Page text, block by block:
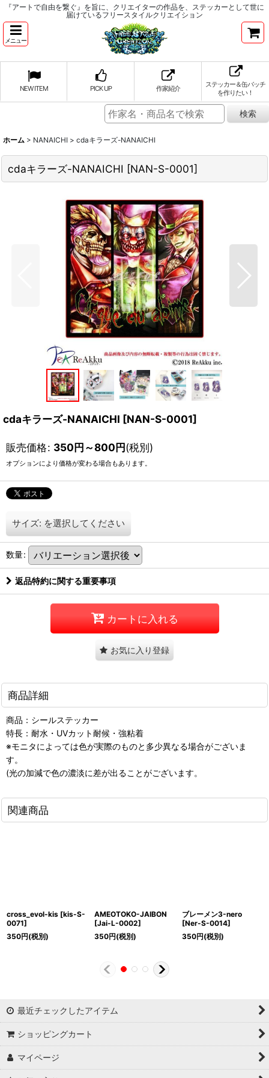
『アートで自由を繋ぐ』を旨に、クリエイターの作品を、ステッカーとして世に
届けているフリースタイルクリエイション
メニュー
NEW ITEM PICK UP 作家紹介
ステッカー＆缶バッチ
を作りたい！
ホーム > NANAICHI > cdaキラーズ-NANAICHI
cdaキラーズ-NANAICHI [NAN-S-0001]
cdaキラーズ-NANAICHI [NAN-S-0001]
販売価格: 350円～800円(税別)
オプションにより価格が変わる場合もあります。
サイズ: を選択してください
数量:
返品特約に関する重要事項
カートに入れる
お気に入り登録
商品詳細
商品：シールステッカー
特長：耐水・UVカット耐候・強粘着
※モニタによっては色が実際のものと多少異なる場合がございま
す。
(光の加減で色の濃淡に差が出ることがございます。
関連商品
cross_evol-kis [kis-S-
0071]
350円(税別)
AMEOTOKO-JAIBON
[Jai-L-0002]
350円(税別)
ブレーメン3-nero
[Ner-S-0014]
350円(税別)
最近チェックしたアイテム
ショッピングカート
マイページ